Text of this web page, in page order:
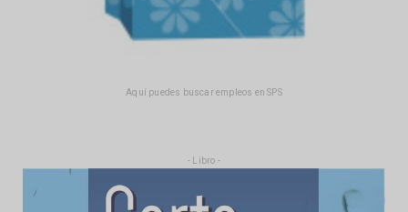
Aquí puedes buscar empleos en SPS
- Libro -